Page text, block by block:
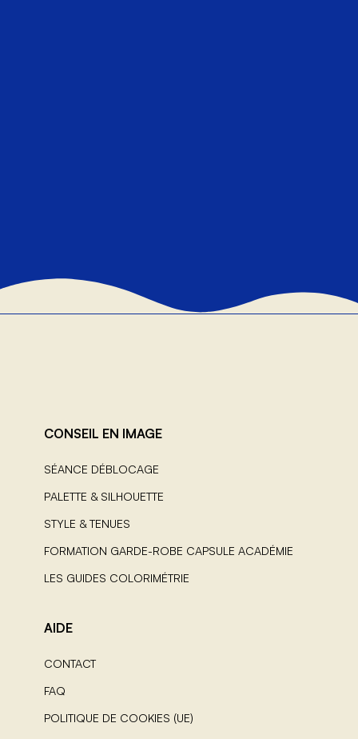
CONSEIL EN IMAGE
SÉANCE DÉBLOCAGE
PALETTE & SILHOUETTE
STYLE & TENUES
FORMATION GARDE-ROBE CAPSULE ACADÉMIE
LES GUIDES COLORIMÉTRIE
AIDE
CONTACT
FAQ
POLITIQUE DE COOKIES (UE)